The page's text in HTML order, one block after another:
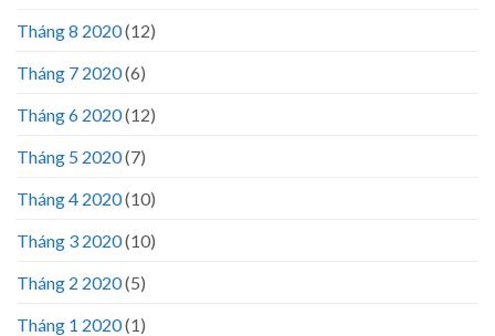
Tháng 8 2020(12)
Tháng 7 2020(6)
Tháng 6 2020(12)
Tháng 5 2020(7)
Tháng 4 2020(10)
Tháng 3 2020(10)
Tháng 2 2020(5)
Tháng 1 2020(1)